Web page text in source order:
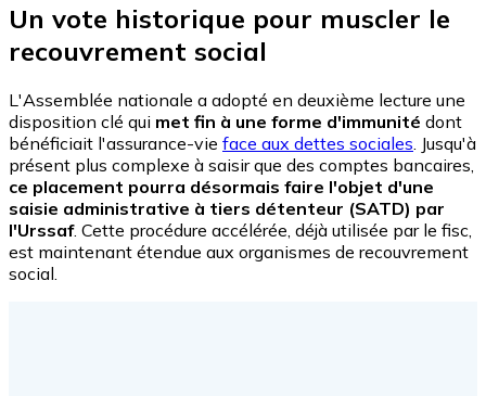
Un vote historique pour muscler le
recouvrement social
L'Assemblée nationale a adopté en deuxième lecture une
disposition clé qui met fin à une forme d'immunité dont
bénéficiait l'assurance-vie face aux dettes sociales . Jusqu'à
présent plus complexe à saisir que des comptes bancaires,
ce placement pourra désormais faire l'objet d'une
saisie administrative à tiers détenteur (SATD) par
l'Urssaf. Cette procédure accélérée, déjà utilisée par le fisc,
est maintenant étendue aux organismes de recouvrement
social.